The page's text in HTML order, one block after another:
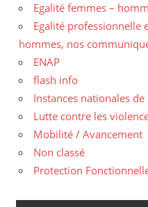
Egalité femmes –
Egalité professionnelle
hommes, nos
ENAP
flash info
Instances nationales
Lutte contre les
Mobilité / Avancement
Non classé
Protection